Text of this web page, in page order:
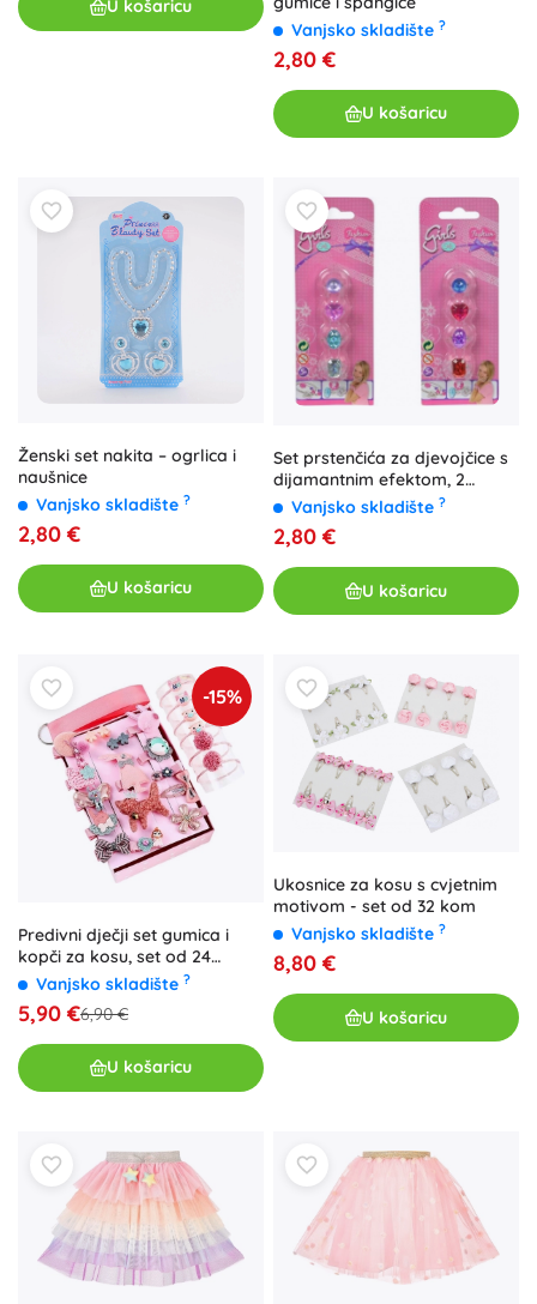
U košaricu
Vanjsko skladište ?
2,80 €
U košaricu
Ženski set nakita – ogrlica i
naušnice
Vanjsko skladište ?
2,80 €
U košaricu
Set prstenčića za djevojčice s
dijamantnim efektom, 2
varijante
Vanjsko skladište ?
2,80 €
U košaricu
-15%
Predivni dječji set gumica i
kopči za kosu, set od 24
komada
Vanjsko skladište ?
5,90 €6,90 €
U košaricu
Ukosnice za kosu s cvjetnim
motivom - set od 32 kom
Vanjsko skladište ?
8,80 €
U košaricu